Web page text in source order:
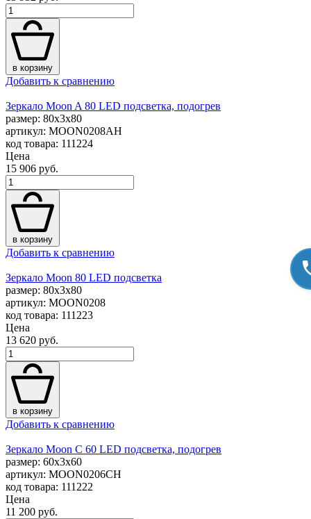
в корзину
Добавить к сравнению
Зеркало Moon A 80 LED подсветка, подогрев
размер: 80x3x80
артикул: MOON0208AH
код товара: 111224
Цена
15 906 руб.
в корзину
Добавить к сравнению
Зеркало Moon 80 LED подсветка
размер: 80x3x80
артикул: MOON0208
код товара: 111223
Цена
13 620 руб.
в корзину
Добавить к сравнению
Зеркало Moon C 60 LED подсветка, подогрев
размер: 60x3x60
артикул: MOON0206CH
код товара: 111222
Цена
11 200 руб.